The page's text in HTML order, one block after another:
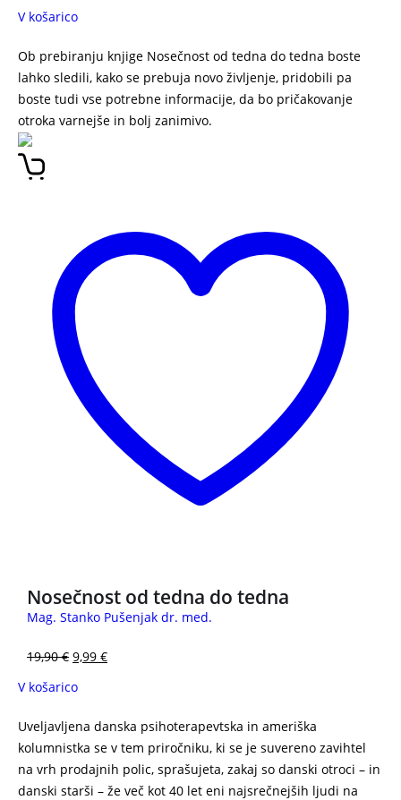
V košarico
Ob prebiranju knjige Nosečnost od tedna do tedna boste
lahko sledili, kako se prebuja novo življenje, pridobili pa
boste tudi vse potrebne informacije, da bo pričakovanje
otroka varnejše in bolj zanimivo.
Nosečnost od tedna do tedna
Mag. Stanko Pušenjak dr. med.
19,90€ 9,99 €
V košarico
Uveljavljena danska psihoterapevtska in ameriška
kolumnistka se v tem priročniku, ki se je suvereno zavihtel
na vrh prodajnih polic, sprašujeta, zakaj so danski otroci – in
danski starši – že več kot 40 let eni najsrečnejših ljudi na